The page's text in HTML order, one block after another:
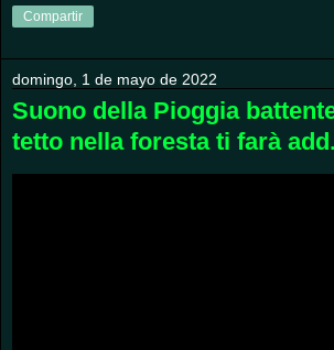
Compartir
domingo, 1 de mayo de 2022
Suono della Pioggia
tetto nella foresta ti farà